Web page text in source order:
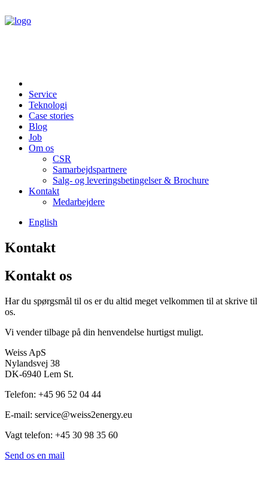
Service
Teknologi
Case stories
Blog
Job
Om os
CSR
Samarbejdspartnere
Salg- og leveringsbetingelser & Brochure
Kontakt
Medarbejdere
English
Kontakt
Kontakt os
Har du spørgsmål til os er du altid meget velkommen til at skrive til
os.
Vi vender tilbage på din henvendelse hurtigst muligt.
Weiss ApS
Nylandsvej 38
DK-6940 Lem St.
Telefon: +45 96 52 04 44
E-mail: service@weiss2energy.eu
Vagt telefon: +45 30 98 35 60
Send os en mail